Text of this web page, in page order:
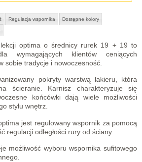
Regulacja wspornika Dostępne kolory
optima o średnicy rurek 19 + 19 to
wymagających klientów ceniących
sobie tradycje i nowoczesność.
pokryty warstwą lakieru, która
ścieranie. Karnisz charakteryzuje się
końcówki dają wiele możliwości
stylu wnętrz.
jest regulowany wspornik za pomocą
regulacji odległości rury od ściany.
możliwość wyboru wspornika sufitowego